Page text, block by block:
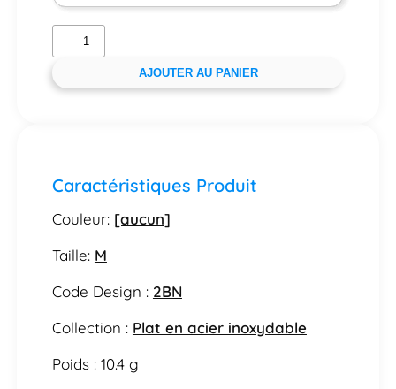
AJOUTER AU PANIER
Caractéristiques Produit
Couleur: [aucun]
Taille: M
Code Design : 2BN
Collection : Plat en acier inoxydable
Poids : 10.4 g